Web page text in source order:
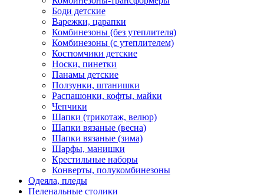
Боди детские
Варежки, царапки
Комбинезоны (без утеплителя)
Комбинезоны (с утеплителем)
Костюмчики детские
Носки, пинетки
Панамы детские
Ползунки, штанишки
Распашонки, кофты, майки
Чепчики
Шапки (трикотаж, велюр)
Шапки вязаные (весна)
Шапки вязаные (зима)
Шарфы, манишки
Крестильные наборы
Конверты, полукомбинезоны
Одеяла, пледы
Пеленальные столики